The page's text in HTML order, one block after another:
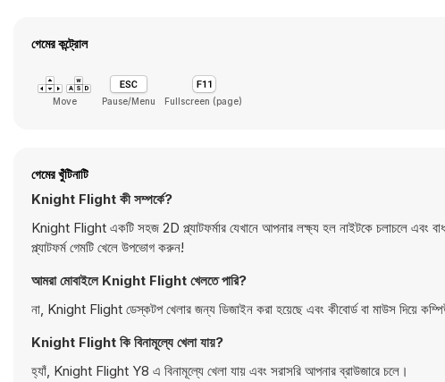
গেমের কন্ট্রোল
Move Pause/Menu Fullscreen (page)
গেমের খুঁটিনাটি
Knight Flight কী সম্পর্কে?
Knight Flight একটি সহজ 2D প্ল্যাটফর্মার যেখানে আপনার লক্ষ্য হল নাইটকে চলাচলে এবং
প্ল্যাটফর্ম গেমটি খেলে উপভোগ করুন!
আমরা মোবাইলে Knight Flight খেলতে পারি?
না, Knight Flight ডেস্কটপ খেলার জন্য ডিজাইন করা হয়েছে এবং কীবোর্ড বা মাউস দিয়ে
Knight Flight কি বিনামূল্যে খেলা যায়?
হ্যাঁ, Knight Flight Y8 এ বিনামূল্যে খেলা যায় এবং সরাসরি আপনার ব্রাউজারে চলে।